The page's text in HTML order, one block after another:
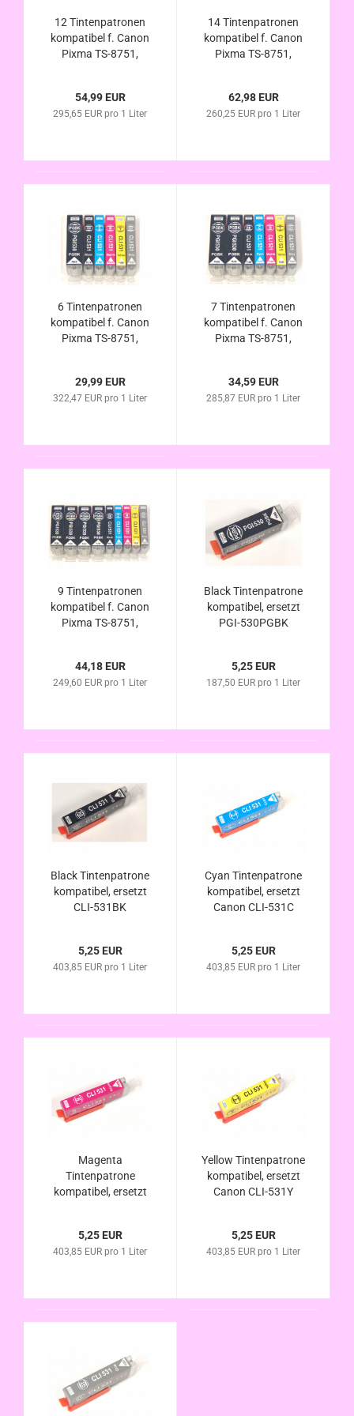
12 Tintenpatronen
kompatibel f. Canon
Pixma TS-8751,
54,99 EUR
295,65 EUR pro 1 Liter
14 Tintenpatronen
kompatibel f. Canon
Pixma TS-8751,
62,98 EUR
260,25 EUR pro 1 Liter
6 Tintenpatronen
kompatibel f. Canon
Pixma TS-8751,
29,99 EUR
322,47 EUR pro 1 Liter
7 Tintenpatronen
kompatibel f. Canon
Pixma TS-8751,
34,59 EUR
285,87 EUR pro 1 Liter
9 Tintenpatronen
kompatibel f. Canon
Pixma TS-8751,
44,18 EUR
249,60 EUR pro 1 Liter
Black Tintenpatrone
kompatibel, ersetzt
PGI-530PGBK
5,25 EUR
187,50 EUR pro 1 Liter
Black Tintenpatrone
kompatibel, ersetzt
CLI-531BK
5,25 EUR
403,85 EUR pro 1 Liter
Cyan Tintenpatrone
kompatibel, ersetzt
Canon CLI-531C
5,25 EUR
403,85 EUR pro 1 Liter
Magenta
Tintenpatrone
kompatibel, ersetzt
5,25 EUR
403,85 EUR pro 1 Liter
Yellow Tintenpatrone
kompatibel, ersetzt
Canon CLI-531Y
5,25 EUR
403,85 EUR pro 1 Liter